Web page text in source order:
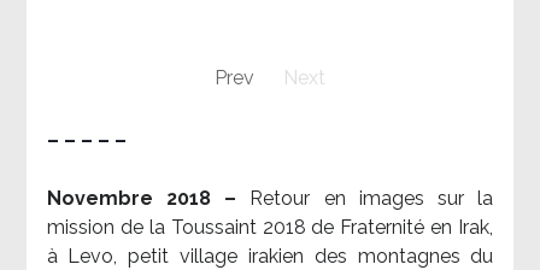
Prev Next
– – – – –
Novembre 2018 –
Retour en images sur la
mission de la Toussaint 2018 de Fraternité en Irak,
à Levo, petit village irakien des montagnes du